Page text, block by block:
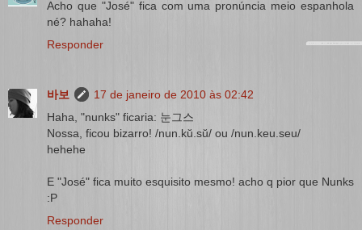
Acho que "José" fica com uma pronúncia meio espanhola
né? hahaha!
Responder
바보
17 de janeiro de 2010 às 02:42
Haha, "nunks" ficaria: 눈그스
Nossa, ficou bizarro! /nun.kŭ.sŭ/ ou /nun.keu.seu/
hehehe
E "José" fica muito esquisito mesmo! acho q pior que Nunks
:P
Responder